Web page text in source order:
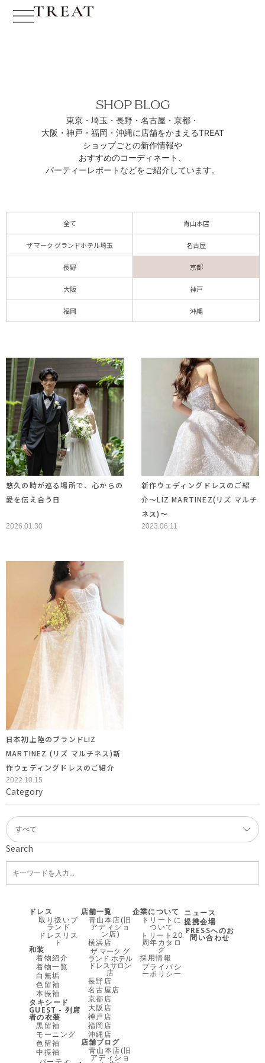
SHOP BLOG
東京・埼玉・長野・名古屋・京都・
大阪・神戸・福岡・沖縄に 店舗をかまえるTREAT
ショップごとの新作情報や
おすすめのコーディネート、
パーティーレポートなどをご紹介しています。
全て 青山本店
ザ マーク グランドホテル埼玉 名古屋
長野 京都
大阪 神戸
福岡 沖縄
悠久の時が巡る場所で、心からの
愛を伝え合う日
2026.01.30
新作ウェディングドレスのご紹
介〜LIZ MARTINEZ(リズ マルチ
ネス)〜
2023.06.11
日本初上陸のブランドLIZ
MARTINEZ (リズ マルチネス)新
作ウェディングドレスのご紹介
2022.10.15
Search
Category
ドレス
取り扱いブ
ランド
ドレスリス
ト
和装
着物紹介
着物一覧
白無垢
色留袖
本振袖
タキシード
GUEST - 列席
者の衣装
黒留袖
モーニング
色留袖
中振袖
店舗一覧
青山本店(旧
アディショ
ン店)
横浜店
ザ マーク グ
ランド ホテル
ドレスサロン
店
長野店
名古屋店
京都店
大阪店
神戸店
福岡店
沖縄店
店舗ブログ
青山本店(旧
アディショ
企業について
トリートに
ついて
トリート20
周年カタロ
グ
採用情報
プライバシ
ーポリシー
ニュース
提携会場
PRESSへのお
問い合わせ